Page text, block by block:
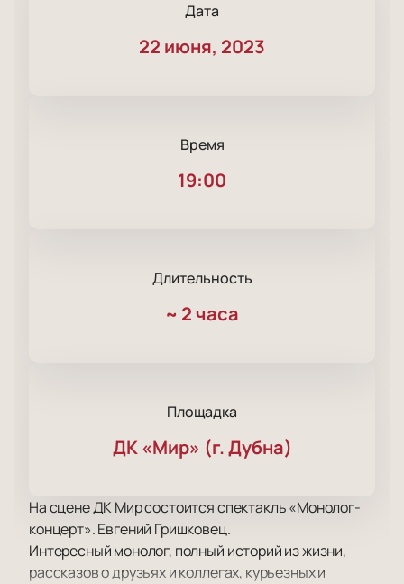
Дата
22 июня, 2023
Время
19:00
Длительность
~ 2 часа
Площадка
ДК «Мир» (г. Дубна)
На сцене ДК Мир состоится спектакль «Монолог-
концерт». Евгений Гришковец.
Интересный монолог, полный историй из жизни,
рассказов о друзьях и коллегах, курьезных и